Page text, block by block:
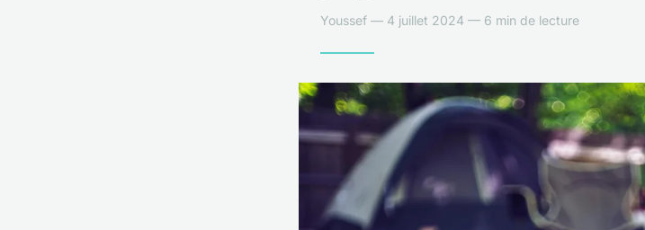
Youssef — 4 juillet 2024 — 6 min de lecture